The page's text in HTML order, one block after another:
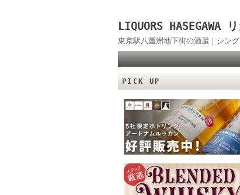
LIQUORS HASEGAWA
東京駅八重洲地下街の酒屋｜シン
PICK UP